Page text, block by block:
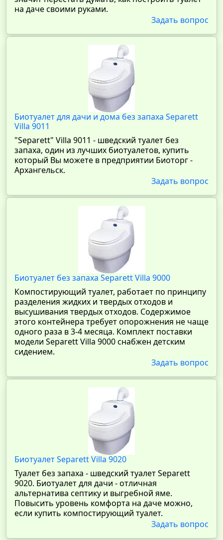
на даче своими руками.
Задать вопрос
Биотуалет для дачи и дома без запаха Separett
Villa 9011
"Separett" Villa 9011 - шведский туалет без
запаха, один из лучших биотуалетов, купить
который Вы можете в предприятии Биоторг -
Архангельск.
Задать вопрос
Биотуалет без запаха Separett Villa 9000
Компостирующий туалет, работает по принципу
разделения жидких и твердых отходов и
высушивания твердых отходов. Содержимое
этого контейнера требует опорожнения не чаще
одного раза в 3-4 месяца. Комплект поставки
модели Separett Villa 9000 снабжен детским
сидением.
Задать вопрос
Биотуалет Separett Villa 9020
Туалет без запаха - шведский туалет Separett
9020. Биотуалет для дачи - отличная
альтернатива септику и выгребной яме.
Повысить уровень комфорта на даче можно,
если купить компостирующий туалет.
Задать вопрос